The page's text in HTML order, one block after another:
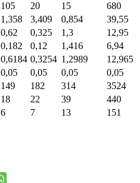
105 20 15
680
1,358 3,409 0,854
39,55
0,62 0,325 1,3
12,95
0,182 0,12 1,416
6,94
0,6184 0,3254 1,2989
12,965
0,05 0,05 0,05
0,05
149 182 314
3524
18 22 39
440
6 7 13 151